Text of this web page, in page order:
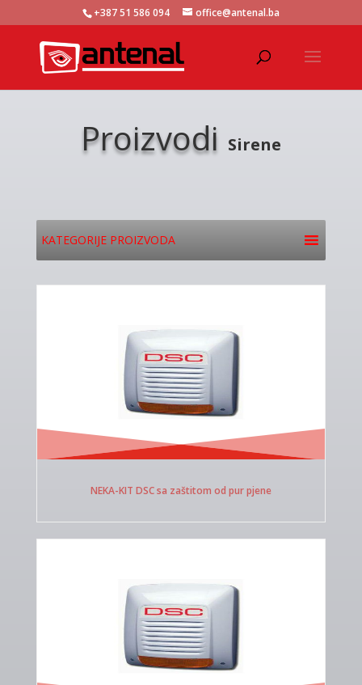
+387 51 586 094 office@antenal.ba
Proizvodi Sirene
KATEGORIJE PROIZVODA
NEKA-KIT DSC sa zaštitom od pur pjene